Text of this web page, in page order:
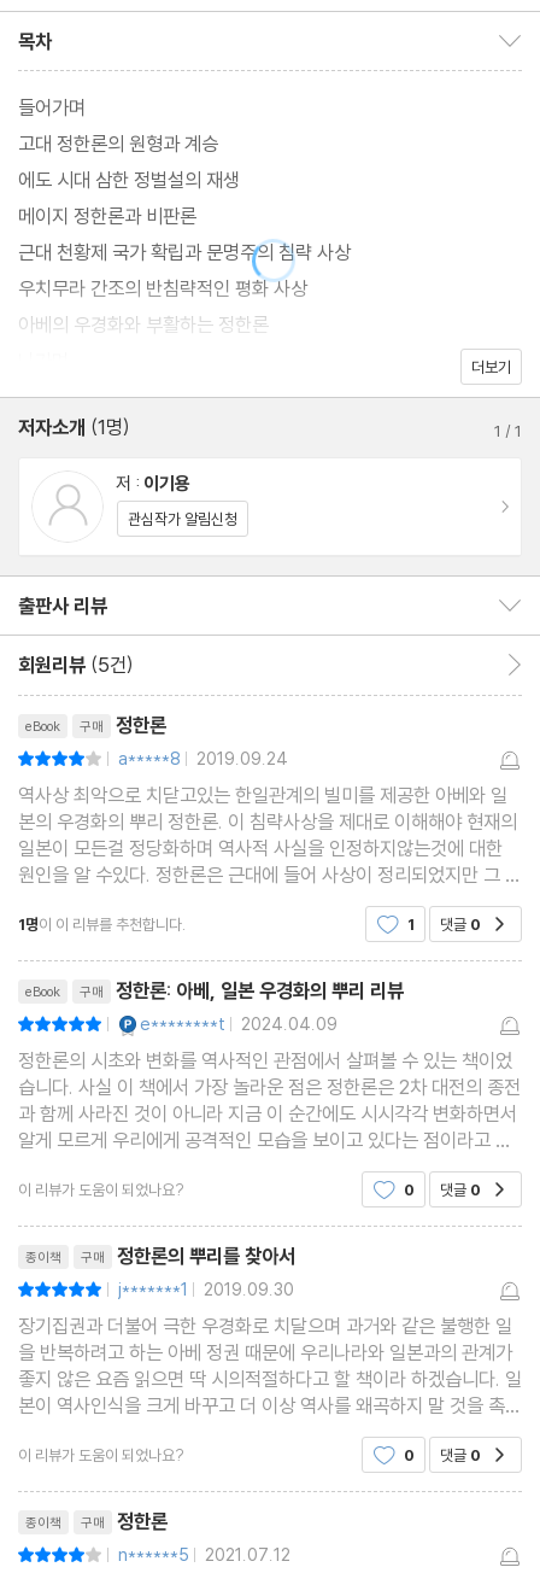
‘지피지기 백전불태’라는 말이 있다. 일본이 왜 우경화의 길을 걷고
있는지 실체를 명확하게 알아야 과거와 같은 불행한 일을 반복하지
않을 것이다. 저자가 이 책을 집필한 이유도 바로 여기에 있다. 저자
는 이 책에서 오늘날 일본 우경화의 사상적 뿌리가 되는 정한론의 실
체와 계보를 정확히 밝혀 일본이 역사인식을 대전환하고 더 이상 역
사를 왜곡하지 말 것을 촉구하고 있다.
목차
들어가며
고대 정한론의 원형과 계승
에도 시대 삼한 정벌설의 재생
메이지 정한론과 비판론
근대 천황제 국가 확립과 문명주의 침략 사상
우치무라 간조의 반침략적인 평화 사상
아베의 우경화와 부활하는 정한론
더보기
저자소개 (1명) 1 /1
저 : 이기용
관심작가 알림신청
출판사 리뷰
회원리뷰 (5건)
eBook 구매 정한론
| a*****8 | 2019.09.24
역사상 최악으로 치닫고있는 한일관계의 빌미를 제공한 아베와 일
본의 우경화의 뿌리 정한론. 이 침략사상을 제대로 이해해야 현재의
일본이 모든걸 정당화하며 역사적 사실을 인정하지않는것에 대한
원인을 알 수있다. 정한론은 근대에 들어 사상이 정리되었지만 그 뿌
리는 오래전으로 거슬러 올라간다는점이 놀라웠다. 양국의 갈등의
뿌리를 알아야 양국의 좀더 밝은 미래를 위한 길이
1명이 이 리뷰를 추천합니다. 1 댓글 0
eBook 구매 정한론: 아베, 일본 우경화의 뿌리 리뷰
| e********t | 2024.04.09
정한론의 시초와 변화를 역사적인 관점에서 살펴볼 수 있는 책이었
습니다. 사실 이 책에서 가장 놀라운 점은 정한론은 2차 대전의 종전
과 함께 사라진 것이 아니라 지금 이 순간에도 시시각각 변화하면서
알게 모르게 우리에게 공격적인 모습을 보이고 있다는 점이라고 생
각합니다. 특히 2차 대전 끝난 후 일본의 경제가 폭발적으로 발전하
면서 일본 극우세력을 중심으로 다시 정한론이
이 리뷰가 도움이 되었나요? 0 댓글 0
종이책 구매 정한론의 뿌리를 찾아서
| j*******1 | 2019.09.30
장기집권과 더불어 극한 우경화로 치달으며 과거와 같은 불행한 일
을 반복하려고 하는 아베 정권 때문에 우리나라와 일본과의 관계가
좋지 않은 요즘 읽으면 딱 시의적절하다고 할 책이라 하겠습니다. 일
본이 역사인식을 크게 바꾸고 더 이상 역사를 왜곡하지 말 것을 촉구
하면서, 이 책은 고대의 정한론 원형과 그 계승과정, 에도 시대 때 삼
한 정벌설의 재생과정, 메이지 시대 때 정한
이 리뷰가 도움이 되었나요? 0 댓글 0
종이책 구매 정한론
| n******5 | 2021.07.12